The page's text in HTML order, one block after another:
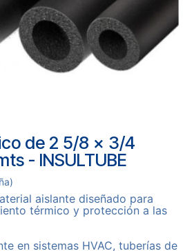
de 2 5/8 x 3/4
- INSULTUBE
aislante diseñado para
térmico y protección a las
en sistemas HVAC, tuberías de